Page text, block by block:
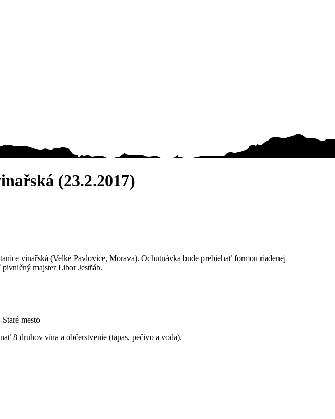
(23.2.2017)
vinařská (Velké Pavlovice, Morava). Ochutnávka bude prebiehať formou riadenej
majster Libor Jestřáb.
mesto
8 druhov vína a občerstvenie (tapas, pečivo a voda).